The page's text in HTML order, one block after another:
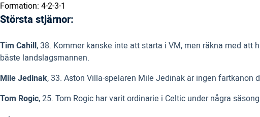
Formation: 4-2-3-1
Största stjärnor:
Tim Cahill, 38. Kommer kanske inte att starta i VM, men räkna med
bäste landslagsmannen.
Mile Jedinak, 33. Aston Villa-spelaren Mile Jedinak är ingen
Tom Rogic, 25. Tom Rogic har varit ordinarie i Celtic under några